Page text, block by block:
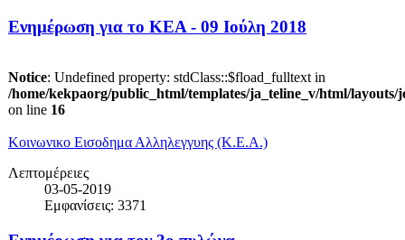
Ενημέρωση για το ΚΕΑ - 09 Ιούλη 2018
Notice: Undefined property: stdClass::$fload_fulltext in
/home/kekpaorg/public_html/templates/ja_teline_v/html/
on line 16
Κοινωνικο Εισοδημα Αλληλεγγυης (Κ.Ε.Α.)
Λεπτομέρειες
03-05-2019
Εμφανίσεις: 3371